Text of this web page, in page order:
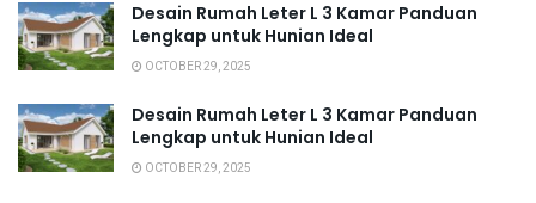
Desain Rumah Leter L 3 Kamar Panduan
Lengkap untuk Hunian Ideal
OCTOBER 29, 2025
Desain Rumah Leter L 3 Kamar Panduan
Lengkap untuk Hunian Ideal
OCTOBER 29, 2025